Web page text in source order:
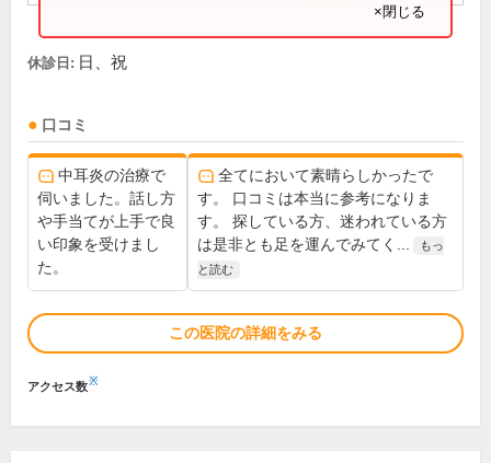
×閉じる
休診日: 日、祝
口コミ
中耳炎の治療で
伺いました。話し方
や手当てが上手で良
い印象を受けまし
た。
全てにおいて素晴らしかったで
す。 口コミは本当に参考になりま
す。 探している方、迷われている方
は是非とも足を運んでみてく...
もっ
と読む
この医院の詳細をみる
アクセス数※